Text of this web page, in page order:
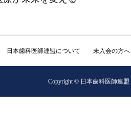
日本歯科医師連盟について 未入会の方へ
Copyright © 日本歯科医師連盟